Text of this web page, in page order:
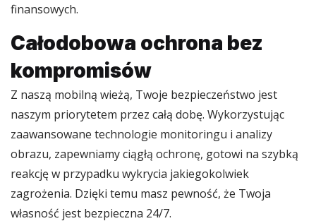
finansowych.
Całodobowa ochrona bez
kompromisów
Z naszą mobilną wieżą, Twoje bezpieczeństwo jest
naszym priorytetem przez całą dobę. Wykorzystując
zaawansowane technologie monitoringu i analizy
obrazu, zapewniamy ciągłą ochronę, gotowi na szybką
reakcję w przypadku wykrycia jakiegokolwiek
zagrożenia. Dzięki temu masz pewność, że Twoja
własność jest bezpieczna 24/7.